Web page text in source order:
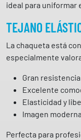
0
r
ideal para uniformar
TEJANO
La chaqueta está
especialmente
Gran
Excelente
Elasticidad y
Imagen
Perfecta para